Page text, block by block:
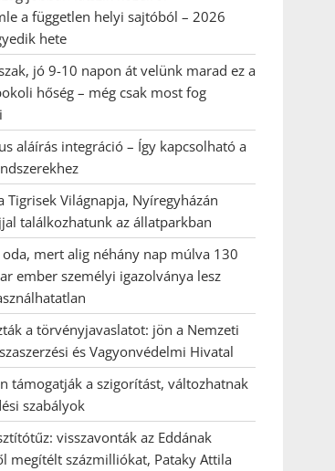
a független helyi sajtóból – 2026
hete
jó 9-10 napon át velünk marad ez a
hőség – még csak most fog
aláírás integráció – Így kapcsolható a
Tigrisek Világnapja, Nyíregyházán
találkozhatunk az állatparkban
mert alig néhány nap múlva 130
ember személyi igazolványa lesz
a törvényjavaslatot: jön a Nemzeti
és Vagyonvédelmi Hivatal
támogatják a szigorítást, változhatnak
szabályok
visszavonták az Eddának
megítélt százmilliókat, Pataky Attila